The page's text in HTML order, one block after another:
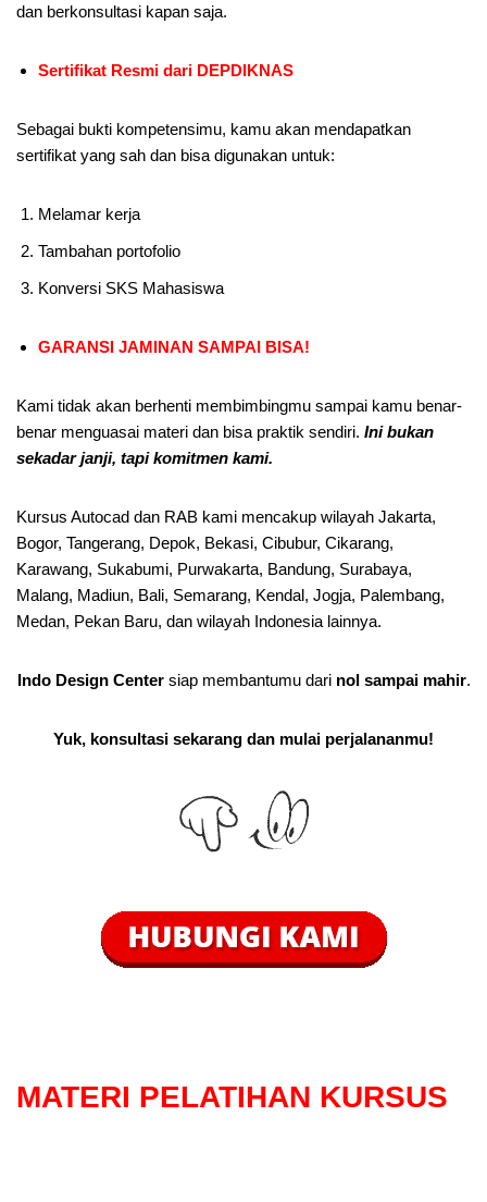
dan berkonsultasi kapan saja.
Sertifikat Resmi dari DEPDIKNAS
Sebagai bukti kompetensimu, kamu akan mendapatkan
sertifikat yang sah dan bisa digunakan untuk:
Melamar kerja
Tambahan portofolio
Konversi SKS Mahasiswa
GARANSI JAMINAN SAMPAI BISA!
Kami tidak akan berhenti membimbingmu sampai kamu benar-
benar menguasai materi dan bisa praktik sendiri. Ini bukan
sekadar janji, tapi komitmen kami.
Kursus Autocad dan RAB kami mencakup wilayah Jakarta,
Bogor, Tangerang, Depok, Bekasi, Cibubur, Cikarang,
Karawang, Sukabumi, Purwakarta, Bandung, Surabaya,
Malang, Madiun, Bali, Semarang, Kendal, Jogja, Palembang,
Medan, Pekan Baru, dan wilayah Indonesia lainnya.
Indo Design Centersiap membantumu dari nol sampai mahir.
Yuk, konsultasi sekarang dan mulai perjalananmu!
MATERI PELATIHAN KURSUS